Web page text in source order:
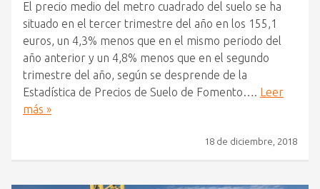
El precio medio del metro cuadrado del suelo se ha
situado en el tercer trimestre del año en los 155,1
euros, un 4,3% menos que en el mismo periodo del
año anterior y un 4,8% menos que en el segundo
trimestre del año, según se desprende de la
Estadística de Precios de Suelo de Fomento…. Leer
más »
18 de diciembre, 2018